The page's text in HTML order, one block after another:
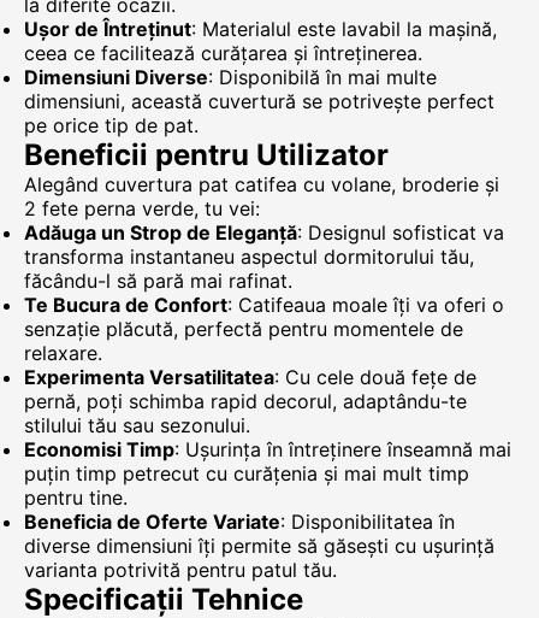
la diferite ocazii.
Ușor de Întreținut: Materialul este lavabil la mașină,
ceea ce facilitează curățarea și întreținerea.
Dimensiuni Diverse: Disponibilă în mai multe
dimensiuni, această cuvertură se potrivește perfect
pe orice tip de pat.
Beneficii pentru Utilizator
Alegând cuvertura pat catifea cu volane, broderie și
2 fete perna verde, tu vei:
Adăuga un Strop de Eleganță: Designul sofisticat va
transforma instantaneu aspectul dormitorului tău,
făcându-l să pară mai rafinat.
Te Bucura de Confort: Catifeaua moale îți va oferi o
senzație plăcută, perfectă pentru momentele de
relaxare.
Experimenta Versatilitatea: Cu cele două fețe de
pernă, poți schimba rapid decorul, adaptându-te
stilului tău sau sezonului.
Economisi Timp: Ușurința în întreținere înseamnă mai
puțin timp petrecut cu curățenia și mai mult timp
pentru tine.
Beneficia de Oferte Variate: Disponibilitatea în
diverse dimensiuni îți permite să găsești cu ușurință
varianta potrivită pentru patul tău.
Specificații Tehnice